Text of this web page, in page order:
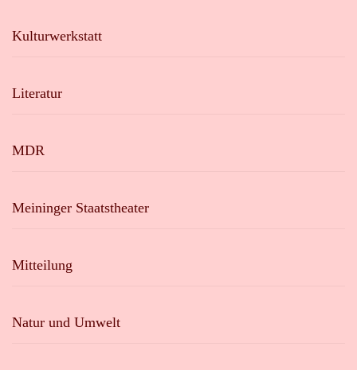
Kulturwerkstatt
Literatur
MDR
Meininger Staatstheater
Mitteilung
Natur und Umwelt